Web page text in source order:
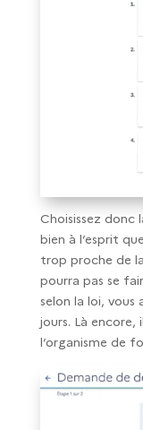
Choisissez donc
bien à l’esprit
trop proche de
pourra pas se
selon la loi,
jours. Là encore,
l’organisme de